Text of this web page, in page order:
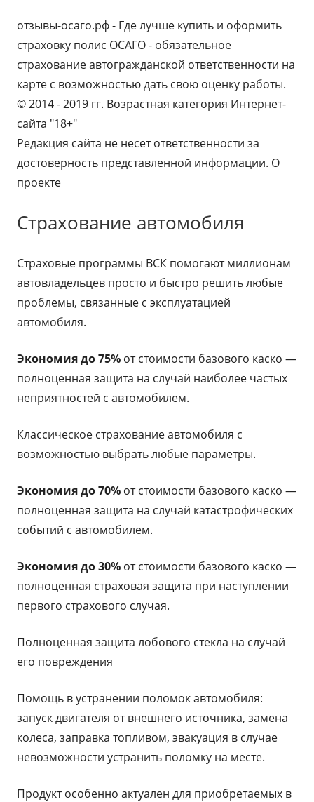
отзывы-осаго.рф - Где лучше купить и оформить
страховку полис ОСАГО - обязательное
страхование автогражданской ответственности на
карте с возможностью дать свою оценку работы.
© 2014 - 2019 гг. Возрастная категория Интернет-
сайта "18+"
Редакция сайта не несет ответственности за
достоверность представленной информации. О
проекте
Страхование автомобиля
Страховые программы ВСК помогают миллионам
автовладельцев просто и быстро решить любые
проблемы, связанные с эксплуатацией
автомобиля.
Экономия до 75% от стоимости базового каско —
полноценная защита на случай наиболее частых
неприятностей с автомобилем.
Классическое страхование автомобиля с
возможностью выбрать любые параметры.
Экономия до 70% от стоимости базового каско —
полноценная защита на случай катастрофических
событий с автомобилем.
Экономия до 30% от стоимости базового каско —
полноценная страховая защита при наступлении
первого страхового случая.
Полноценная защита лобового стекла на случай
его повреждения
Помощь в устранении поломок автомобиля:
запуск двигателя от внешнего источника, замена
колеса, заправка топливом, эвакуация в случае
невозможности устранить поломку на месте.
Продукт особенно актуален для приобретаемых в